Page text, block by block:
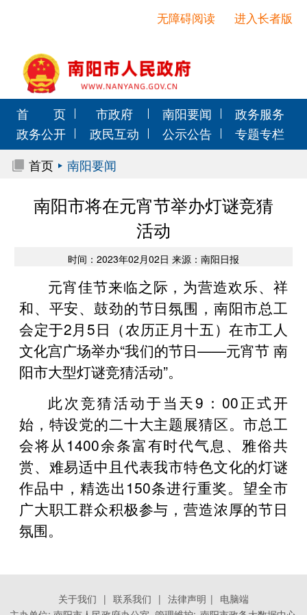
进入长者版
无障碍阅读
首 页 市政府 南阳要闻
政务服务
政务公开
政民互动 公示公告
专题专栏
首页
南阳要闻
南阳市将在元宵节举办灯谜竞猜
活动
时间：2023年02月02日 来源：南阳日报
元宵佳节来临之际，为营造欢乐、祥
和、平安、鼓劲的节日氛围，南阳市总工
会定于2月5日（农历正月十五）在市工人
文化宫广场举办“我们的节日——元宵节 南
阳市大型灯谜竞猜活动”。
此次竞猜活动于当天9：00正式开
始，特设党的二十大主题展猜区。市总工
会将从1400余条富有时代气息、雅俗共
赏、难易适中且代表我市特色文化的灯谜
作品中，精选出150条进行重奖。望全市
广大职工群众积极参与，营造浓厚的节日
氛围。
关于我们 | 联系我们 | 法律声明 | 电脑端